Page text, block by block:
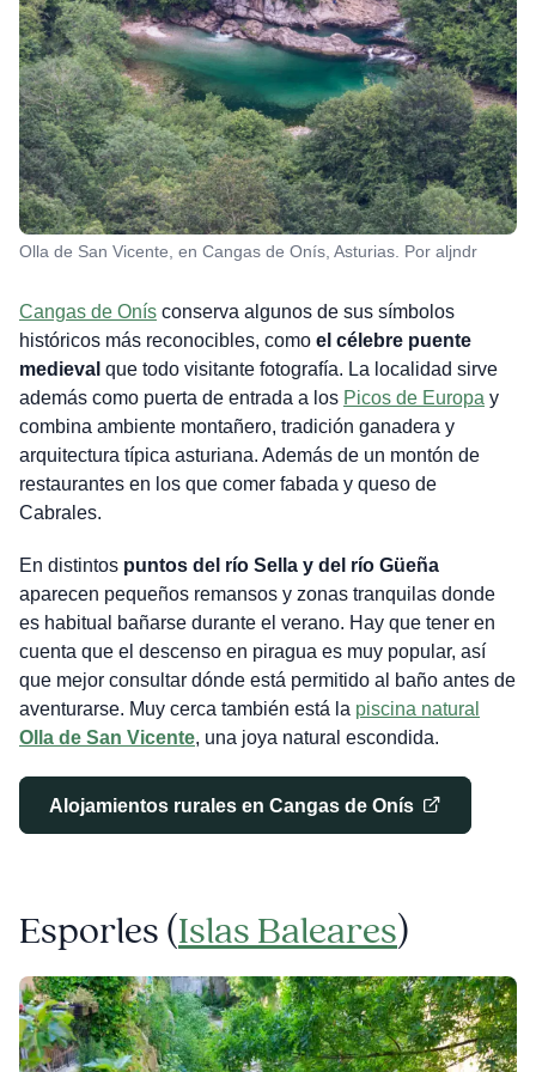
Olla de San Vicente, en Cangas de Onís, Asturias. Por aljndr
Cangas de Onísconserva algunos de sus símbolos
históricos más reconocibles, como el célebre puente
medieval que todo visitante fotografía. La localidad sirve
además como puerta de entrada a los Picos de Europa y
combina ambiente montañero, tradición ganadera y
arquitectura típica asturiana. Además de un montón de
restaurantes en los que comer fabada y queso de
Cabrales.
En distintos puntos del río Sella y del río Güeña
aparecen pequeños remansos y zonas tranquilas donde
es habitual bañarse durante el verano. Hay que tener en
cuenta que el descenso en piragua es muy popular, así
que mejor consultar dónde está permitido al baño antes de
aventurarse. Muy cerca también está la piscina natural
Olla de San Vicente, una joya natural escondida.
Alojamientos rurales en Cangas de Onís
Esporles (Islas Baleares)